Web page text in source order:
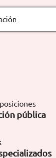
pública